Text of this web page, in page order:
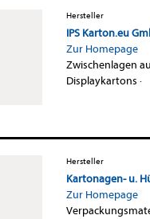
Hersteller
IPS Karton.eu
Zur Homepage
Zwischenlagen
Displaykartons ·
Hersteller
Kartonagen- u.
Zur Homepage